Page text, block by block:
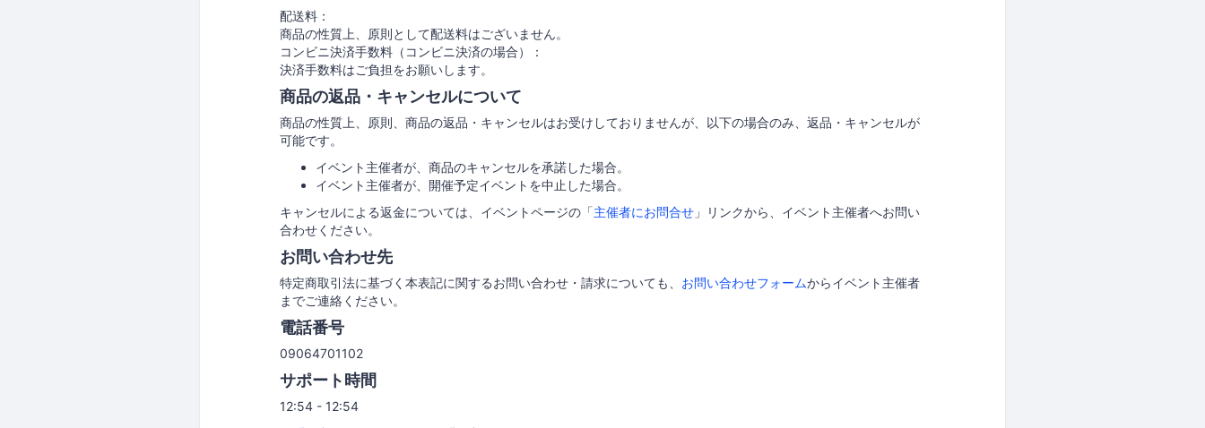
配送料：
商品の性質上、原則として配送料はございません。
コンビニ決済手数料（コンビニ決済の場合）：
決済手数料はご負担をお願いします。
商品の返品・キャンセルについて
商品の性質上、原則、商品の返品・キャンセルはお受けしておりませんが、以下の場合のみ、返品・キャンセルが
可能です。
イベント主催者が、商品のキャンセルを承諾した場合。
イベント主催者が、開催予定イベントを中止した場合。
キャンセルによる返金については、イベントページの「主催者にお問合せ 」リンクから、イベント主催者へお問い
合わせください。
お問い合わせ先
特定商取引法に基づく本表記に関するお問い合わせ・請求についても、 お問い合わせフォームからイベント主催者
までご連絡ください。
電話番号
09064701102
サポート時間
12:54 - 12:54